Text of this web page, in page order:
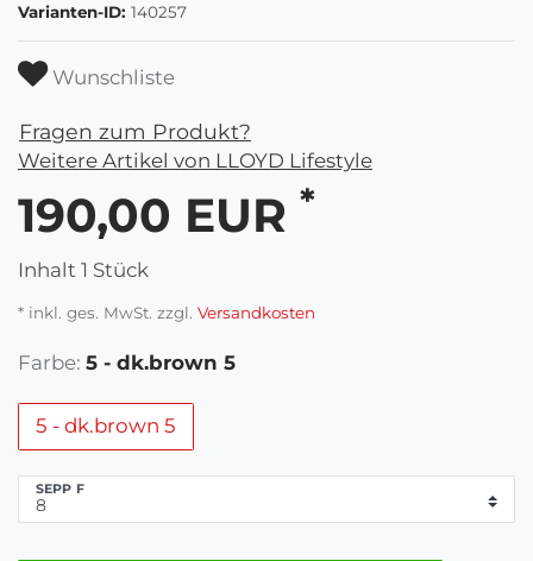
Varianten-ID: 140257
Wunschliste
Fragen zum Produkt?
Weitere Artikel von LLOYD Lifestyle
190,00 EUR *
Inhalt 1 Stück
* inkl. ges. MwSt. zzgl. Versandkosten
Farbe: 5 - dk.brown 5
5 - dk.brown 5
SEPP F